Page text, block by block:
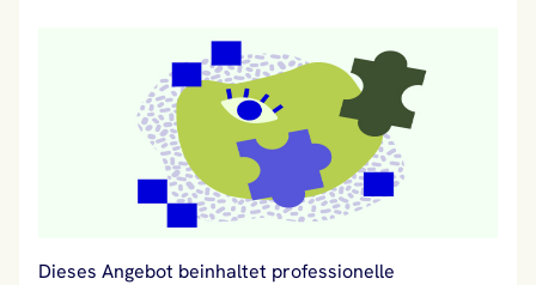
Dieses Angebot beinhaltet professionelle